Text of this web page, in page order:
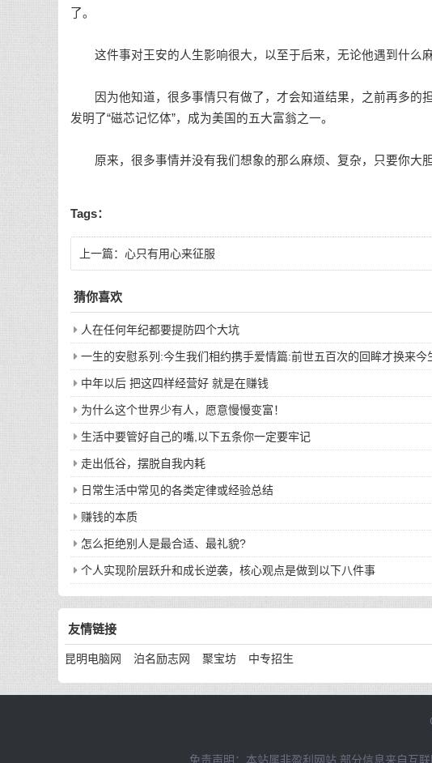
了。
这件事对王安的人生影响很大，以至于后来，无论他遇到什么麻
因为他知道，很多事情只有做了，才会知道结果，之前再多的
发明了“磁芯记忆体”，成为美国的五大富翁之一。
原来，很多事情并没有我们想象的那么麻烦、复杂，只要你大胆
Tags：
上一篇： 心只有用心来征服
猜你喜欢
人在任何年纪都要提防四个大坑
一生的安慰系列:今生我们相约携手爱情篇:前世五百次的回眸才换来今
中年以后 把这四样经营好 就是在赚钱
为什么这个世界少有人，愿意慢慢变富！
生活中要管好自己的嘴,以下五条你一定要牢记
走出低谷，摆脱自我内耗
日常生活中常见的各类定律或经验总结
赚钱的本质
怎么拒绝别人是最合适、最礼貌?
个人实现阶层跃升和成长逆袭，核心观点是做到以下八件事
友情链接
昆明电脑网 泊名励志网 聚宝坊 中专招生
免责声明：本站属非盈利网站,部分信息来自互